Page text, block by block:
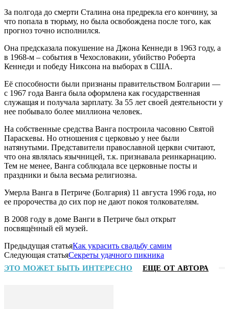
За полгода до смерти Сталина она предрекла его кончину, за
что попала в тюрьму, но была освобождена после того, как
прогноз точно исполнился.
Она предсказала покушение на Джона Кеннеди в 1963 году, а
в 1968-м – события в Чехословакии, убийство Роберта
Кеннеди и победу Никсона на выборах в США.
Её способности были признаны правительством Болгарии —
с 1967 года Ванга была оформлена как государственная
служащая и получала зарплату. За 55 лет своей деятельности у
нее побывало более миллиона человек.
На собственные средства Ванга построила часовню Святой
Параскевы. Но отношения с церковью у нее были
натянутыми. Представители православной церкви считают,
что она являлась язычницей, т.к. признавала реинкарнацию.
Тем не менее, Ванга соблюдала все церковные посты и
праздники и была весьма религиозна.
Умерла Ванга в Петриче (Болгария) 11 августа 1996 года, но
ее пророчества до сих пор не дают покоя толкователям.
В 2008 году в доме Ванги в Петриче был открыт
посвящённый ей музей.
Предыдущая статьяКак украсить свадьбу самим
Следующая статьяСекреты удачного пикника
ЭТО МОЖЕТ БЫТЬ ИНТЕРЕСНО ЕЩЕ ОТ АВТОРА